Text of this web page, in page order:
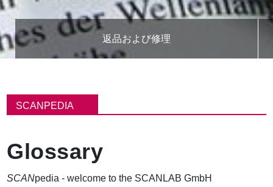
返品および修理
ン
くSCANPEDIA
Glossary
SCANpedia - welcome to the SCANLAB GmbH